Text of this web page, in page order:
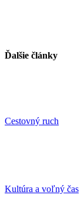
Ďalšie články
Cestovný ruch
Kultúra a voľný čas